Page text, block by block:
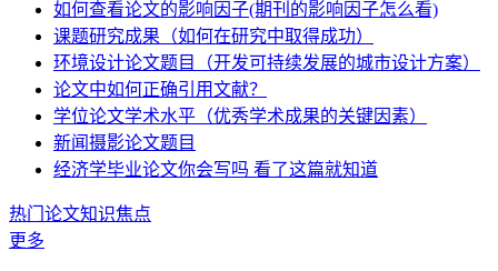
如何查看论文的影响因子(期刊的影响因子怎么看)
课题研究成果（如何在研究中取得成功）
环境设计论文题目（开发可持续发展的城市设计方案）
论文中如何正确引用文献？
学位论文学术水平（优秀学术成果的关键因素）
新闻摄影论文题目
经济学毕业论文你会写吗 看了这篇就知道
热门论文知识焦点
更多